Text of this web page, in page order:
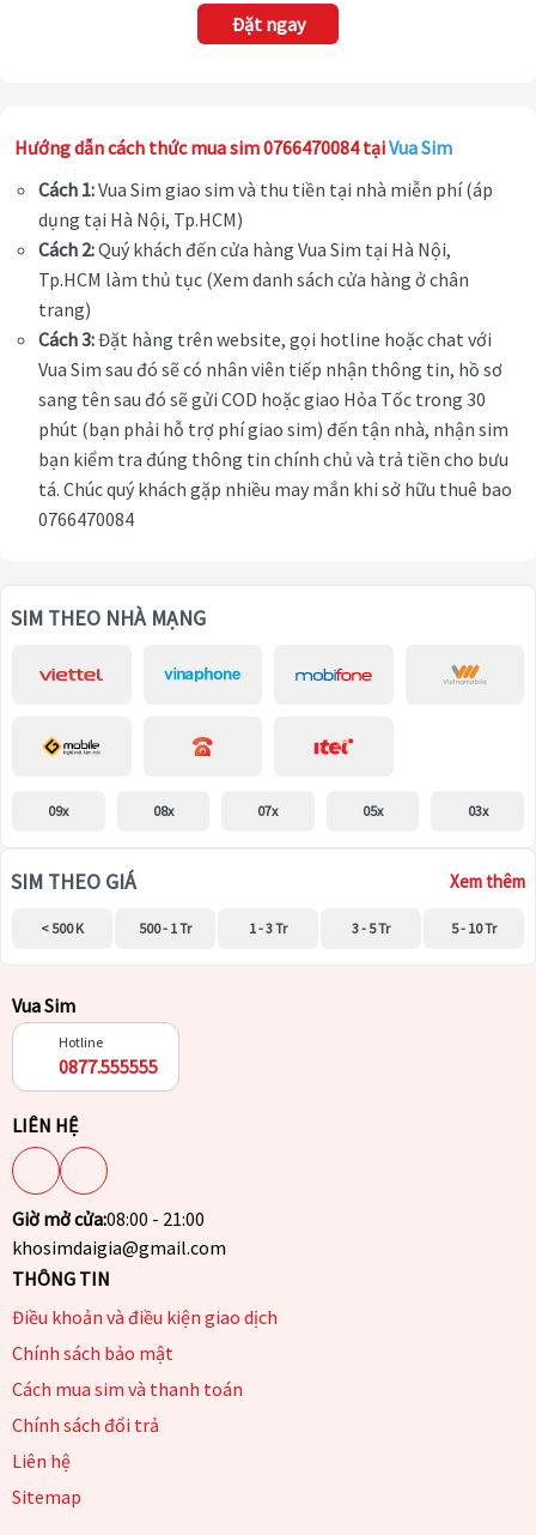
Đặt ngay
Hướng dẫn cách thức mua sim 0766470084 tạiVua Sim
Cách 1:Vua Sim giao sim và thu tiền tại nhà miễn phí (áp
dụng tại Hà Nội, Tp.HCM)
Cách 2:Quý khách đến cửa hàng Vua Sim tại Hà Nội,
Tp.HCM làm thủ tục (Xem danh sách cửa hàng ở chân
trang)
Cách 3:Đặt hàng trên website, gọi hotline hoặc chat với
Vua Sim sau đó sẽ có nhân viên tiếp nhận thông tin, hồ sơ
sang tên sau đó sẽ gửi COD hoặc giao Hỏa Tốc trong 30
phút (bạn phải hỗ trợ phí giao sim) đến tận nhà, nhận sim
bạn kiểm tra đúng thông tin chính chủ và trả tiền cho bưu
tá. Chúc quý khách gặp nhiều may mắn khi sở hữu thuê bao
0766470084
SIM THEO NHÀ MẠNG
09x 08x 07x 05x 03x
SIM THEO GIÁ Xem thêm
< 500 K 500 - 1 Tr 1 - 3 Tr 3 - 5 Tr 5 - 10 Tr
Vua Sim
Hotline
0877.555555
LIÊN HỆ
Giờ mở cửa:08:00 - 21:00
khosimdaigia@gmail.com
THÔNG TIN
Điều khoản và điều kiện giao dịch
Chính sách bảo mật
Cách mua sim và thanh toán
Chính sách đổi trả
Liên hệ
Sitemap